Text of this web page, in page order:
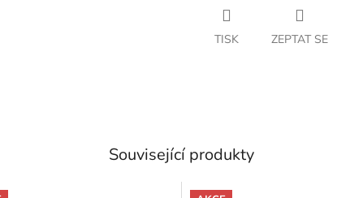
TISK ZEPTAT SE
Související produkty